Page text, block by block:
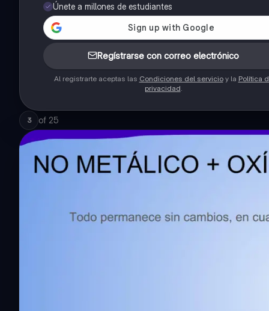
Únete a millones de estudiantes
Regístrarse con correo electrónico
Al registrarte aceptas las Condiciones del servicioy la Política
privacidad
3 of 25